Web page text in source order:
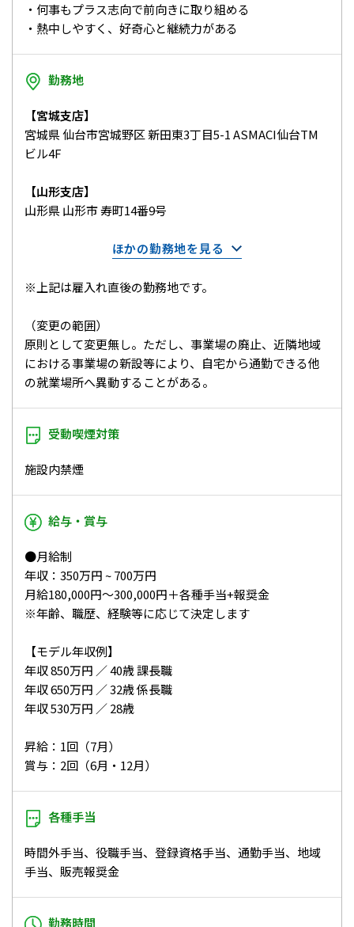
・何事もプラス志向で前向きに取り組める
・熱中しやすく、好奇心と継続力がある
勤務地
【宮城支店】
宮城県 仙台市宮城野区 新田東3丁目5-1 ASMACI仙台TM
ビル4F
【山形支店】
山形県 山形市 寿町14番9号
ほかの勤務地を見る
※上記は雇入れ直後の勤務地です。
（変更の範囲）
原則として変更無し。ただし、事業場の廃止、近隣地域
における事業場の新設等により、自宅から通勤できる他
の就業場所へ異動することがある。
受動喫煙対策
施設内禁煙
給与・賞与
●月給制
年収：350万円 ~ 700万円
月給180,000円～300,000円＋各種手当+報奨金
※年齢、職歴、経験等に応じて決定します
【モデル年収例】
年収 850万円 ／ 40歳 課長職
年収 650万円 ／ 32歳 係長職
年収 530万円 ／ 28歳
昇給：1回（7月）
賞与：2回（6月・12月）
各種手当
時間外手当、役職手当、登録資格手当、通勤手当、地域
手当、販売報奨金
勤務時間